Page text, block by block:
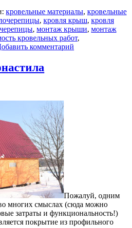
кровельные материалы, кровельные
, кровля крыш, кровля
, монтаж крыши, монтаж
кровельных работ,
комментарий
Пожалуй, одним
многих смыслах (сюда можно
затраты и функциональность!)
покрытие из профильного